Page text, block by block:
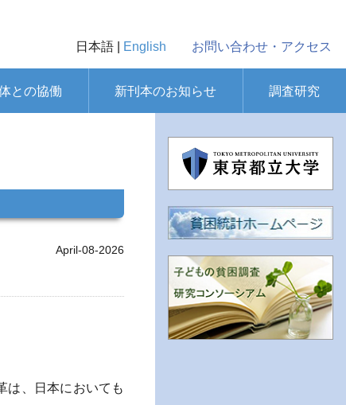
日本語 | English お問い合わせ・アクセス
との協働 新刊本のお知らせ 調査研究
April-08-2026
は、日本においても